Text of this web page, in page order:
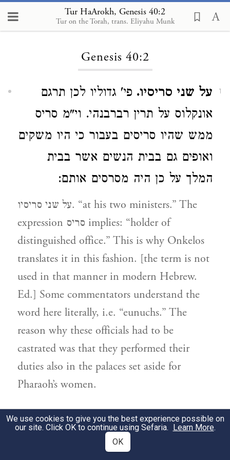
Tur HaArokh, Genesis 40:2
Tur on the Torah, trans. Eliyahu Munk
Loading...
Genesis 40:2
1 על שני סריסיו. פי' גדוליו לכן תרגם
אונקלוס על תרין רברבנהי. וי"מ סריס
ממש שהיו סריסים בעבור כי היו משקים
ואופים גם בבית הנשים אשר בבית
המלך על כן היה מסרסים אותם:
על שני סריסיו. “at his two ministers.” The
expression סריס implies: “holder of
distinguished office.” This is why Onkelos
translates it in this fashion. [the term is not
used in that manner in modern Hebrew.
Ed.] Some commentators understand the
word here literally, i.e. “eunuchs.” The
reason why these officials had to be
castrated was that they performed their
duties also in the palaces set aside for
Pharaoh’s women.
Genesis 40:5
איש כפתרון חלומו.פירש"י כל אחד
We use cookies to give you the best experience possible on
our site. Click OK to continue using Sefaria. Learn More.
OK